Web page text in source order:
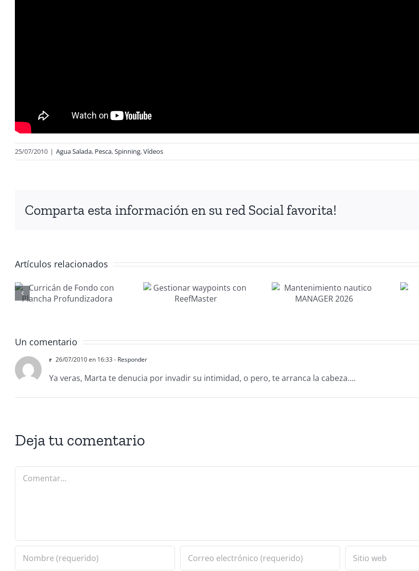
25/07/2010 | Agua Salada, Pesca,Spinning,Vídeos
Comparta esta información en su red Social favorita!
Artículos relacionados
waypoints
nautico
Navionics
Platinum+
Un comentario
r 26/07/2010 en 16:33- Responder
Ya veras, Marta te denucia por invadir su intimidad, o pero, te arranca la cabeza….
Deja tu comentario
Comentar